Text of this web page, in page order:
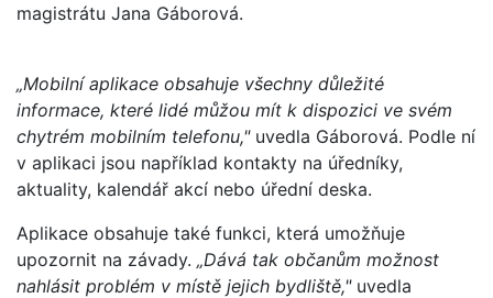
magistrátu Jana Gáborová.
„Mobilní aplikace obsahuje všechny důležité
informace, které lidé můžou mít k dispozici ve svém
chytrém mobilním telefonu,"uvedla Gáborová. Podle ní
v aplikaci jsou například kontakty na úředníky,
aktuality, kalendář akcí nebo úřední deska.
Aplikace obsahuje také funkci, která umožňuje
upozornit na závady. „Dává tak občanům možnost
nahlásit problém v místě jejich bydliště,"uvedla